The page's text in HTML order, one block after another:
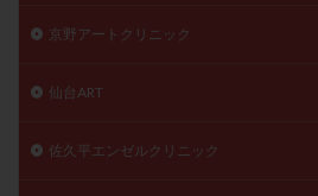
京野アートクリニック
仙台ART
佐久平エンゼルクリニック